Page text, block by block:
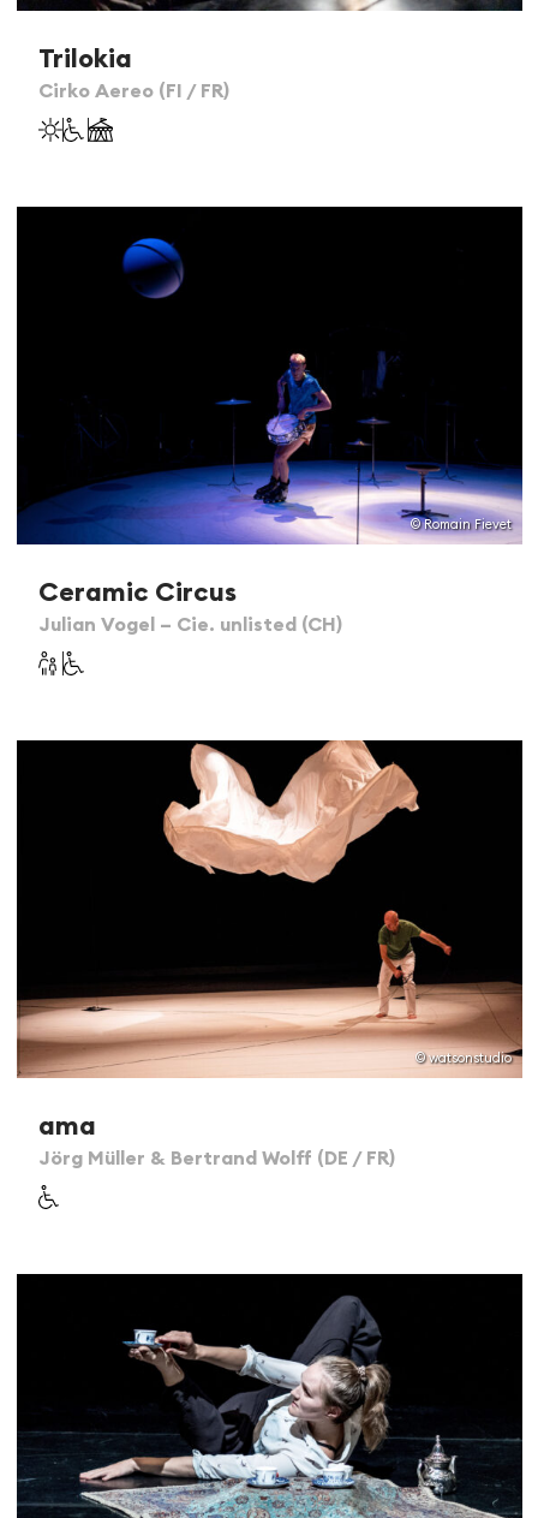
Trilokia
Cirko Aereo (FI / FR)
© Romain Fievet
Ceramic Circus
Julian Vogel – Cie. unlisted (CH)
© watsonstudio
ama
Jörg Müller & Bertrand Wolff (DE / FR)